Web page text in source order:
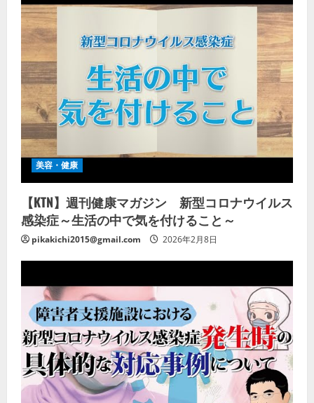
美容・健康
【KTN】週刊健康マガジン 新型コロナウイルス
感染症～生活の中で気を付けること～
pikakichi2015@gmail.com 2026年2月8日